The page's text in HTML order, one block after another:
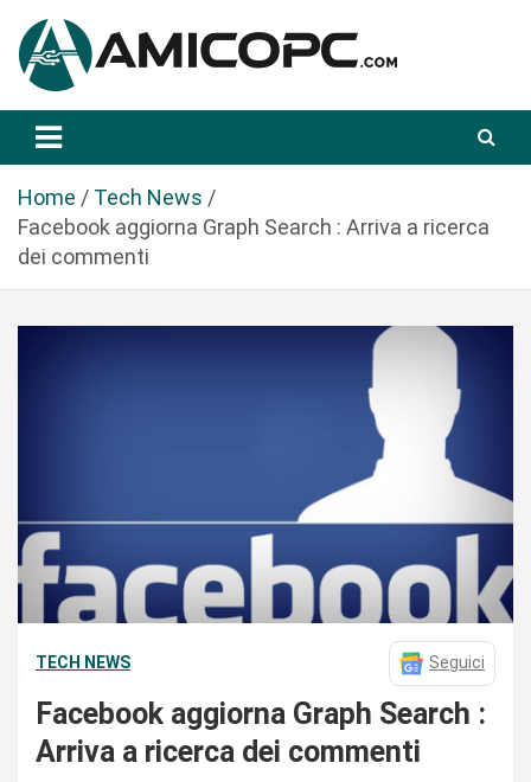
a
Amicopc.com
Home
Tech News
Facebook aggiorna Graph Search : Arriva a ricerca
dei commenti
TECH NEWS Seguici
Facebook aggiorna Graph Search :
Arriva a ricerca dei commenti